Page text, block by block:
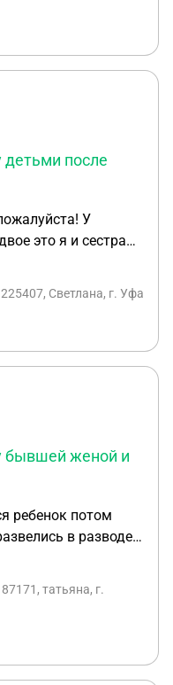
после
У
это я и сестра
возрасте
квартире живут её
ещё при жизни
как вписала
на пять
старшая дочь
на своих ещё
Светлана, г. Уфа
бывшей женой и
ребенок потом
в разводе
взрослые
татьяна, г.